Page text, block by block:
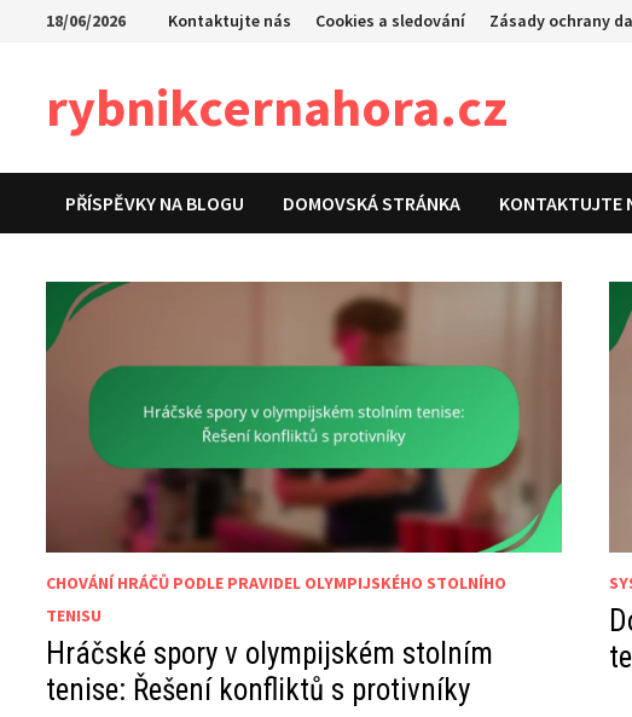
18/06/2026 Kontaktujte nás Cookies a sledování Zásady ochrany
rybnikcernahora.cz
PŘÍSPĚVKY NA BLOGU DOMOVSKÁ STRÁNKA KONTAKTUJTE
CHOVÁNÍ HRÁČŮ PODLE PRAVIDEL OLYMPIJSKÉHO STOLNÍHO
TENISU
Hráčské spory v olympijském stolním
tenise: Řešení konfliktů s protivníky